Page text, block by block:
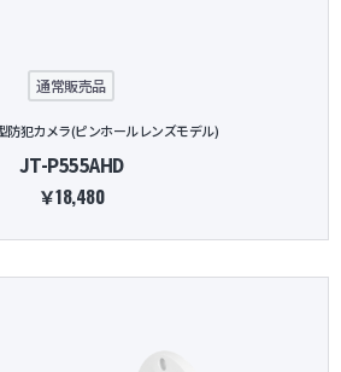
通常販売品
防犯カメラ(ピンホールレンズモデル)
JT-P555AHD
￥18,480